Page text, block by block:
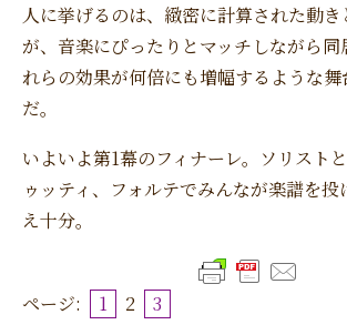
人に挙げるのは、緻密に計算された動き
が、音楽にぴったりとマッチしながら同
れらの効果が何倍にも増幅するような舞
だ。
いよいよ第1幕のフィナーレ。ソリスト
ゥッティ、フォルテでみんなが楽譜を
え十分。
ページ: 1 2 3